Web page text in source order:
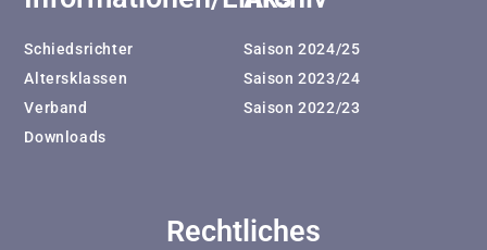
Schiedsrichter
Altersklassen
Verband
Downloads
Saison 2024/25
Saison 2023/24
Saison 2022/23
Rechtliches